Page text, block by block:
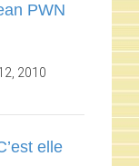
PWN
2010
elle